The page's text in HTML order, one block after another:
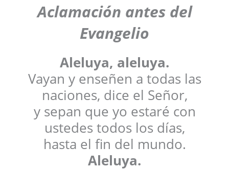
Aclamación antes del
Evangelio
Aleluya, aleluya.
Vayan y enseñen a todas las
naciones, dice el Señor,
y sepan que yo estaré con
ustedes todos los días,
hasta el fin del mundo.
Aleluya.